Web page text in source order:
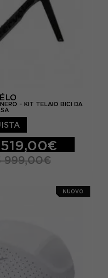
- KIT TELAIO BICI DA
999,00€
NUOVO